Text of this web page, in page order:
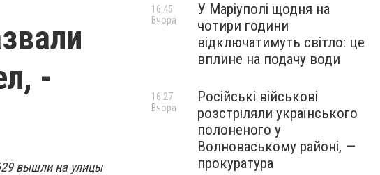
-
вышли на улицы
У Маріуполі щодня на
чотири години
відключатимуть світло: це
вплине на подачу води
16:45
Вчора
Російські військові
розстріляли українського
полоненого у
Волноваському районі, —
прокуратура
16:27
Вчора